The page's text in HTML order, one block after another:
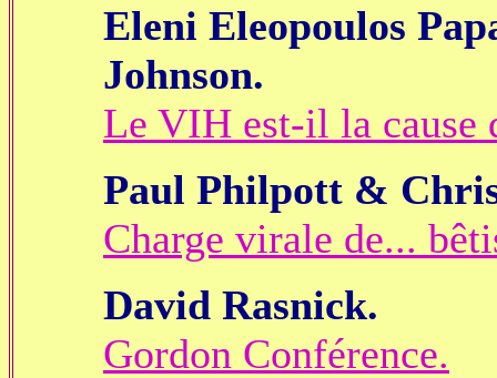
Eleni Eleopoulos
Johnson.
Le VIH est-il la cause
Paul Philpott &
Charge virale de...
David Rasnick.
Gordon Conférence.